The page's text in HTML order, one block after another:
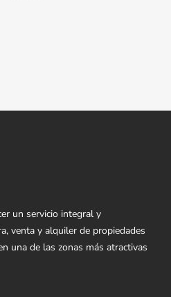
un servicio integral y
venta y alquiler de propiedades
una de las zonas más atractivas